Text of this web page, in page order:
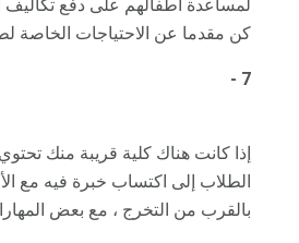
لمساعدة أطفالهم على دفع تكاليف
كن مقدما عن الاحتياجات الخاصة
7 -
إذا كانت هناك كلية قريبة منك
الطلاب إلى اكتساب خبرة فيه مع
بالقرب من التخرج ، مع بعض